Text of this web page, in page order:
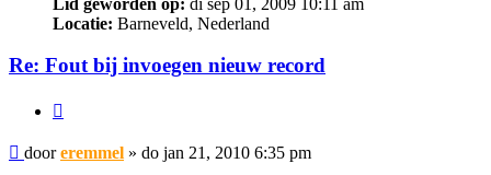
Locatie: Barneveld, Nederland
Re: Fout bij invoegen nieuw record
Bericht
dooreremmel » do jan 21, 2010 6:35 pm